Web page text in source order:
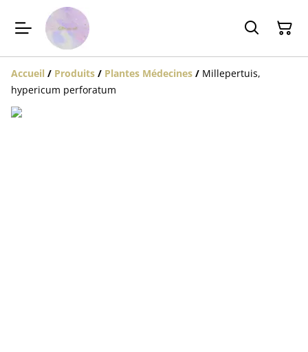
Accueil / Produits / Plantes Médecines / Millepertuis,
hypericum perforatum